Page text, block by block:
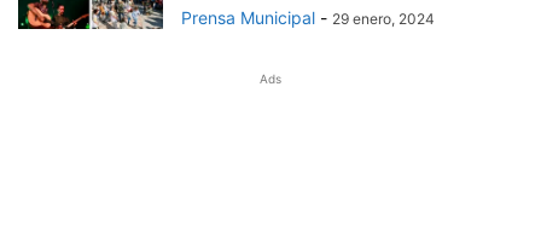
Prensa Municipal - 29 enero, 2024
Ads